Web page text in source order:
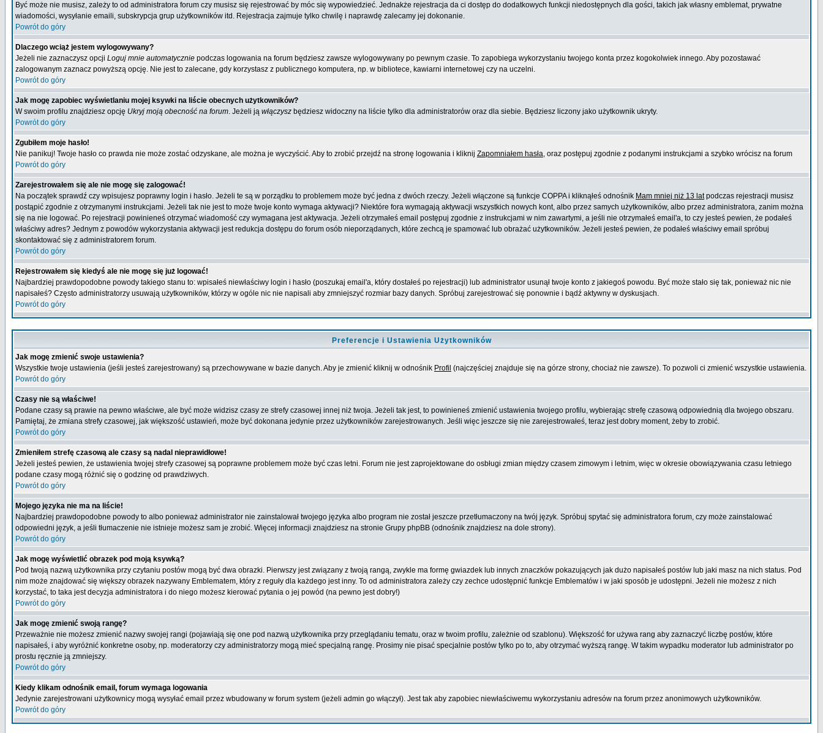
Być może nie musisz, zależy to od administratora forum czy musisz się rejestrować by móc się wypowiedzieć. Jednakże rejestracja da ci dostęp do dodatkowych funkcji niedostępnych dla gości, takich jak własny emblemat, prywatne
wiadomości, wysyłanie emaili, subskrypcja grup użytkowników itd. Rejestracja zajmuje tylko chwilę i naprawdę zalecamy jej dokonanie.
Powrót do góry
Dlaczego wciąż jestem wylogowywany?
Jeżeli nie zaznaczysz opcji Loguj mnie automatycznie podczas logowania na forum będziesz zawsze wylogowywany po pewnym czasie. To zapobiega wykorzystaniu twojego konta przez kogokolwiek innego. Aby pozostawać
zalogowanym zaznacz powyższą opcję. Nie jest to zalecane, gdy korzystasz z publicznego komputera, np. w bibliotece, kawiarni internetowej czy na uczelni.
Powrót do góry
Jak mogę zapobiec wyświetlaniu mojej ksywki na liście obecnych użytkowników?
W swoim profilu znajdziesz opcję Ukryj moją obecność na forum. Jeżeli ją włączysz będziesz widoczny na liście tylko dla administratorów oraz dla siebie. Będziesz liczony jako użytkownik ukryty.
Powrót do góry
Zgubiłem moje hasło!
Nie panikuj! Twoje hasło co prawda nie może zostać odzyskane, ale można je wyczyścić. Aby to zrobić przejdź na stronę logowania i kliknij Zapomniałem hasła, oraz postępuj zgodnie z podanymi instrukcjami a szybko wrócisz na forum
Powrót do góry
Zarejestrowałem się ale nie mogę się zalogować!
Na początek sprawdź czy wpisujesz poprawny login i hasło. Jeżeli te są w porządku to problemem może być jedna z dwóch rzeczy. Jeżeli włączone są funkcje COPPA i kliknąłeś odnośnik Mam mniej niż 13 latpodczas rejestracji musisz
postąpić zgodnie z otrzymanymi instrukcjami. Jeżeli tak nie jest to może twoje konto wymaga aktywacji? Niektóre fora wymagają aktywacji wszystkich nowych kont, albo przez samych użytkowników, albo przez administratora, zanim można
się na nie logować. Po rejestracji powinieneś otrzymać wiadomość czy wymagana jest aktywacja. Jeżeli otrzymałeś email postępuj zgodnie z instrukcjami w nim zawartymi, a jeśli nie otrzymałeś email'a, to czy jesteś pewien, że podałeś
właściwy adres? Jednym z powodów wykorzystania aktywacji jest redukcja dostępu do forum osób nieporządanych, które zechcą je spamować lub obrażać użytkowników. Jeżeli jesteś pewien, że podałeś właściwy email spróbuj
skontaktować się z administratorem forum.
Powrót do góry
Rejestrowałem się kiedyś ale nie mogę się już logować!
Najbardziej prawdopodobne powody takiego stanu to: wpisałeś niewłaściwy login i hasło (poszukaj email'a, który dostałeś po rejestracji) lub administrator usunął twoje konto z jakiegoś powodu. Być może stało się tak, ponieważ nic nie
napisałeś? Często administratorzy usuwają użytkowników, którzy w ogóle nic nie napisali aby zmniejszyć rozmiar bazy danych. Spróbuj zarejestrować się ponownie i bądź aktywny w dyskusjach.
Powrót do góry
Preferencje i Ustawienia Użytkowników
Jak mogę zmienić swoje ustawienia?
Wszystkie twoje ustawienia (jeśli jesteś zarejestrowany) są przechowywane w bazie danych. Aby je zmienić kliknij w odnośnik Profil (najczęściej znajduje się na górze strony, chociaż nie zawsze). To pozwoli ci zmienić wszystkie ustawienia.
Powrót do góry
Czasy nie są właściwe!
Podane czasy są prawie na pewno właściwe, ale być może widzisz czasy ze strefy czasowej innej niż twoja. Jeżeli tak jest, to powinieneś zmienić ustawienia twojego profilu, wybierając strefę czasową odpowiednią dla twojego obszaru.
Pamiętaj, że zmiana strefy czasowej, jak większość ustawień, może być dokonana jedynie przez użytkowników zarejestrowanych. Jeśli więc jeszcze się nie zarejestrowałeś, teraz jest dobry moment, żeby to zrobić.
Powrót do góry
Zmieniłem strefę czasową ale czasy są nadal nieprawidłowe!
Jeżeli jesteś pewien, że ustawienia twojej strefy czasowej są poprawne problemem może być czas letni. Forum nie jest zaprojektowane do osbługi zmian między czasem zimowym i letnim, więc w okresie obowiązywania czasu letniego
podane czasy mogą różnić się o godzinę od prawdziwych.
Powrót do góry
Mojego języka nie ma na liście!
Najbardziej prawdopodobne powody to albo ponieważ administrator nie zainstalował twojego języka albo program nie został jeszcze przetłumaczony na twój język. Spróbuj spytać się administratora forum, czy może zainstalować
odpowiedni język, a jeśli tłumaczenie nie istnieje możesz sam je zrobić. Więcej informacji znajdziesz na stronie Grupy phpBB (odnośnik znajdziesz na dole strony).
Powrót do góry
Jak mogę wyświetlić obrazek pod moją ksywką?
Pod twoją nazwą użytkownika przy czytaniu postów mogą być dwa obrazki. Pierwszy jest związany z twoją rangą, zwykle ma formę gwiazdek lub innych znaczków pokazujących jak dużo napisałeś postów lub jaki masz na nich status. Pod
nim może znajdować się większy obrazek nazywany Emblematem, który z reguły dla każdego jest inny. To od administratora zależy czy zechce udostępnić funkcje Emblematów i w jaki sposób je udostępni. Jeżeli nie możesz z nich
korzystać, to taka jest decyzja administratora i do niego możesz kierować pytania o jej powód (na pewno jest dobry!)
Powrót do góry
Jak mogę zmienić swoją rangę?
Przeważnie nie możesz zmienić nazwy swojej rangi (pojawiają się one pod nazwą użytkownika przy przeglądaniu tematu, oraz w twoim profilu, zależnie od szablonu). Większość for używa rang aby zaznaczyć liczbę postów, które
napisałeś, i aby wyróżnić konkretne osoby, np. moderatorzy czy administratorzy mogą mieć specjalną rangę. Prosimy nie pisać specjalnie postów tylko po to, aby otrzymać wyższą rangę. W takim wypadku moderator lub administrator po
prostu ręcznie ją zmniejszy.
Powrót do góry
Kiedy klikam odnośnik email, forum wymaga logowania
Jedynie zarejestrowani użytkownicy mogą wysyłać email przez wbudowany w forum system (jeżeli admin go włączył). Jest tak aby zapobiec niewłaściwemu wykorzystaniu adresów na forum przez anonimowych użytkowników.
Powrót do góry